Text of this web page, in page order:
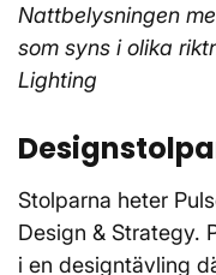
Nattbelysningen
som syns i olika
Lighting
Stolparna heter
Design & Strategy.
i en designtävling